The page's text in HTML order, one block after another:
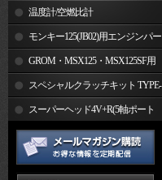
温度計/空燃比計
モンキー125(JB02)用エンジンパー
ツ GROM・MSX125・MSX125SF用
エンジンパーツ
スペシャルクラッチキット TYPE-
スーパーヘッド4V+R(5軸ポート
加工)